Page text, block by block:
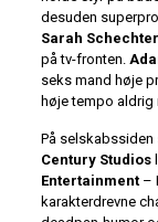
desuden
Sarah Schechter
på tv-fronten.
seks mand høje
høje tempo
På
Century Studios
Entertainment–
karakterdrevne